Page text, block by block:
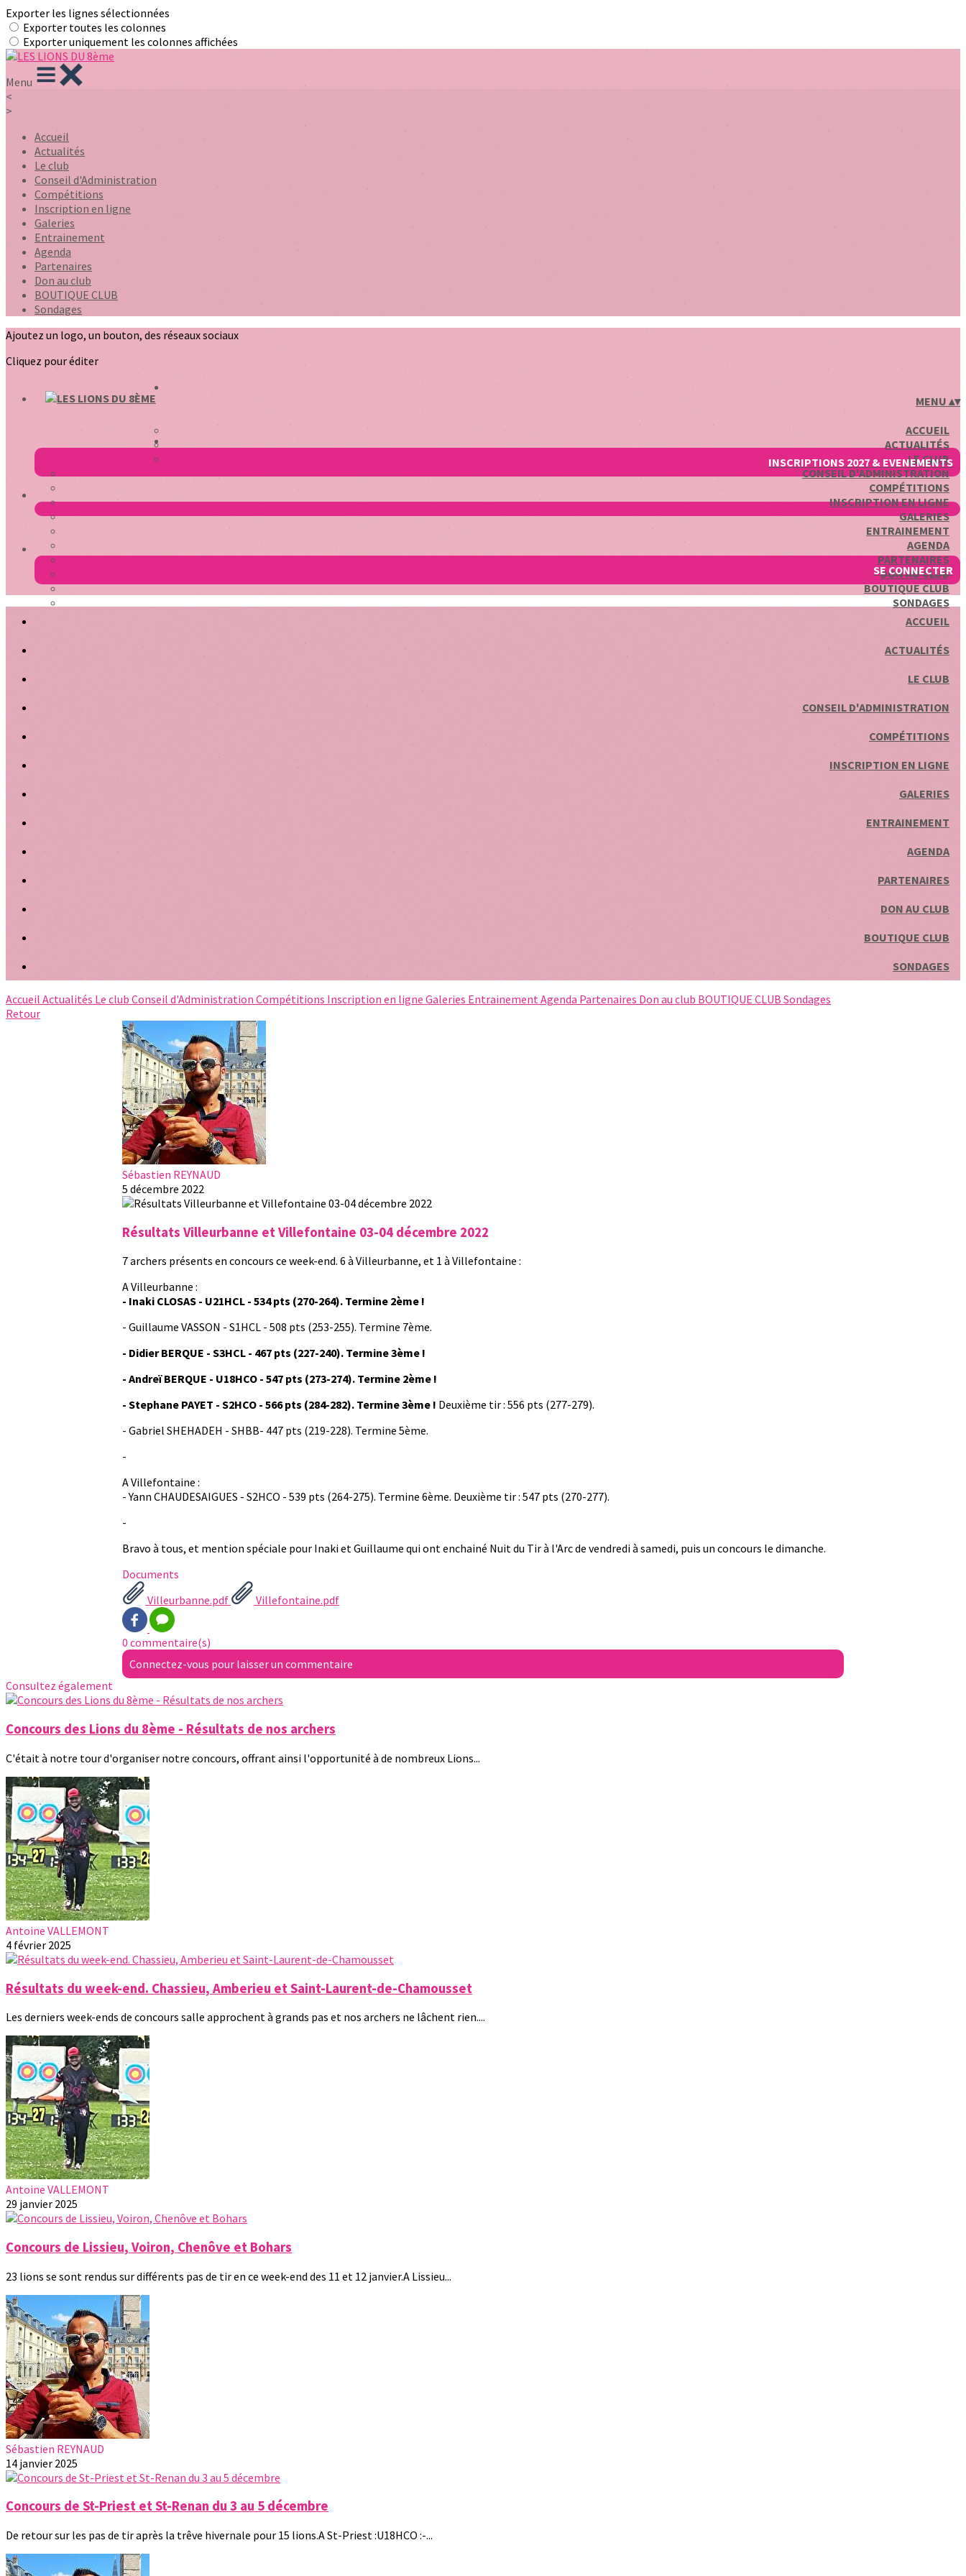
Exporter les lignes sélectionnées
Exporter toutes les colonnes
Exporter uniquement les colonnes affichées
Menu
<
>
Accueil
Actualités
Le club
Conseil d'Administration
Compétitions
Inscription en ligne
Galeries
Entrainement
Agenda
Partenaires
Don au club
BOUTIQUE CLUB
Sondages
Ajoutez un logo, un bouton, des réseaux sociaux
Cliquez pour éditer
MENU ▴▾
ACCUEIL
ACTUALITÉS
LE CLUB
CONSEIL D'ADMINISTRATION
COMPÉTITIONS
INSCRIPTION EN LIGNE
GALERIES
ENTRAINEMENT
AGENDA
PARTENAIRES
DON AU CLUB
BOUTIQUE CLUB
SONDAGES
INSCRIPTIONS 2027 & EVENEMENTS
SE CONNECTER
ACCUEIL
ACTUALITÉS
LE CLUB
CONSEIL D'ADMINISTRATION
COMPÉTITIONS
INSCRIPTION EN LIGNE
GALERIES
ENTRAINEMENT
AGENDA
PARTENAIRES
DON AU CLUB
BOUTIQUE CLUB
SONDAGES
Accueil Actualités Le club Conseil d'Administration Compétitions Inscription en ligne Galeries EntrainementAgenda Partenaires Don au club BOUTIQUE CLUB Sondages
Retour
Sébastien REYNAUD
5 décembre 2022
Résultats Villeurbanne et Villefontaine 03-04 décembre 2022
7 archers présents en concours ce week-end. 6 à Villeurbanne, et 1 à Villefontaine :
A Villeurbanne :
- Inaki CLOSAS - U21HCL - 534 pts (270-264). Termine 2ème !
- Guillaume VASSON - S1HCL - 508 pts (253-255). Termine 7ème.
- Didier BERQUE - S3HCL - 467 pts (227-240). Termine 3ème !
- Andreï BERQUE - U18HCO - 547 pts (273-274). Termine 2ème !
- Stephane PAYET - S2HCO - 566 pts (284-282). Termine 3ème ! Deuxième tir : 556 pts (277-279).
- Gabriel SHEHADEH - SHBB- 447 pts (219-228). Termine 5ème.
-
A Villefontaine :
- Yann CHAUDESAIGUES - S2HCO - 539 pts (264-275). Termine 6ème. Deuxième tir : 547 pts (270-277).
-
Bravo à tous, et mention spéciale pour Inaki et Guillaume qui ont enchainé Nuit du Tir à l'Arc de vendredi à samedi, puis un concours le dimanche.
Documents
Villeurbanne.pdf
Villefontaine.pdf
0 commentaire(s)
Connectez-vous pour laisser un commentaire
Consultez également
Concours des Lions du 8ème - Résultats de nos archers
C'était à notre tour d'organiser notre concours, offrant ainsi l'opportunité à de nombreux Lions...
Antoine VALLEMONT
4 février 2025
Résultats du week-end. Chassieu, Amberieu et Saint-Laurent-de-Chamousset
Les derniers week-ends de concours salle approchent à grands pas et nos archers ne lâchent rien....
Antoine VALLEMONT
29 janvier 2025
Concours de Lissieu, Voiron, Chenôve et Bohars
23 lions se sont rendus sur différents pas de tir en ce week-end des 11 et 12 janvier.A Lissieu...
Sébastien REYNAUD
14 janvier 2025
Concours de St-Priest et St-Renan du 3 au 5 décembre
De retour sur les pas de tir après la trêve hivernale pour 15 lions.A St-Priest :U18HCO :-...